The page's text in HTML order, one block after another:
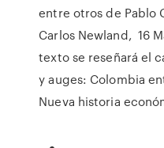
entre otros de Pablo
Carlos Newland, 16
texto se reseñará el
y auges: Colombia
Nueva historia